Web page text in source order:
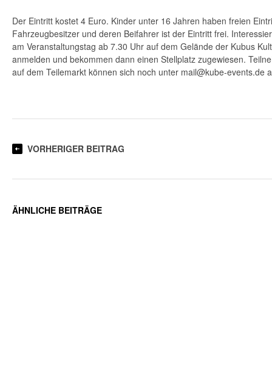
Der Eintritt kostet 4 Euro. Kinder unter 16 Jahren haben freien
Fahrzeugbesitzer und deren Beifahrer ist der Eintritt frei.
am Veranstaltungstag ab 7.30 Uhr auf dem Gelände der Kubus
anmelden und bekommen dann einen Stellplatz zugewiesen.
auf dem Teilemarkt können sich noch unter mail@kube-events.de
VORHERIGER BEITRAG
ÄHNLICHE BEITRÄGE